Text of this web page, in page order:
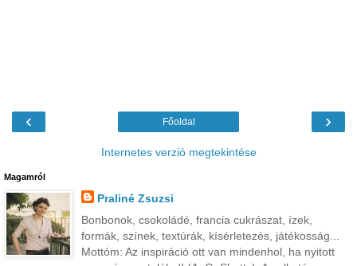
‹ ›
Főoldal
Internetes verzió megtekintése
Magamról
Praliné Zsuzsi
Bonbonok, csokoládé, francia cukrászat, ízek,
formák, színek, textúrák, kísérletezés, játékosság...
Mottóm: Az inspiráció ott van mindenhol, ha nyitott